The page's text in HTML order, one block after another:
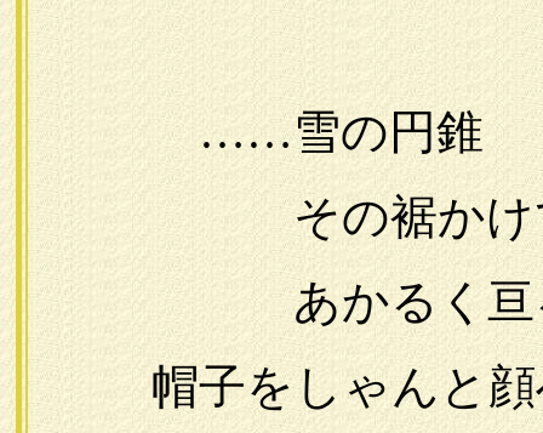
……雪の円錐
その裾かけて撒
あかるく亘る
帽子をしゃんと顔